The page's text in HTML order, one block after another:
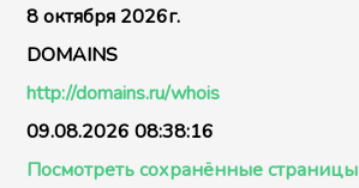
8 октября 2026г.
DOMAINS
http://domains.ru/whois
09.08.2026 08:38:16
Посмотреть сохранённые страницы